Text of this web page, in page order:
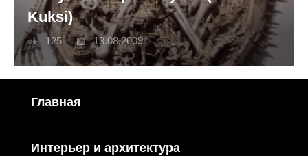
Kuksi)
125 13.08.2009
Главная
Интерьер и архитектура